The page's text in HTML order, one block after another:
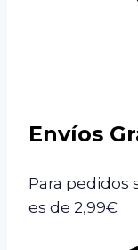
Envíos
Para pedidos
es de 2,99€